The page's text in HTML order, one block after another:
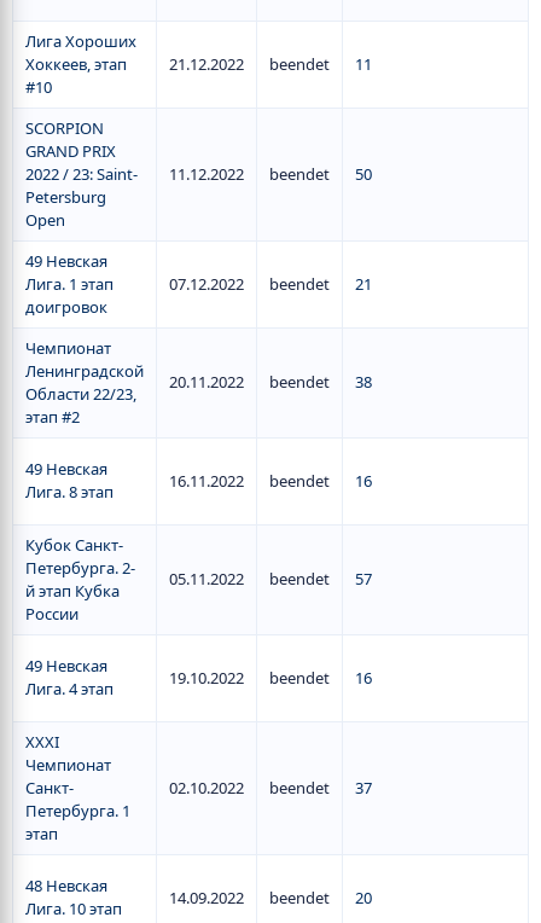
Лига Хороших
Хоккеев, этап
#10
21.12.2022 beendet 11
SCORPION
GRAND PRIX
2022 / 23: Saint-
Petersburg
Open
11.12.2022 beendet 50
49 Невская
Лига. 1 этап
доигровок
07.12.2022 beendet 21
Чемпионат
Ленинградской
Области 22/23,
этап #2
20.11.2022 beendet 38
49 Невская
Лига. 8 этап
16.11.2022 beendet 16
Кубок Санкт-
Петербурга. 2-
й этап Кубка
России
05.11.2022 beendet 57
49 Невская
Лига. 4 этап
19.10.2022 beendet 16
ХХХI
Чемпионат
Санкт-
Петербурга. 1
этап
02.10.2022 beendet 37
48 Невская
Лига. 10 этап
14.09.2022 beendet 20